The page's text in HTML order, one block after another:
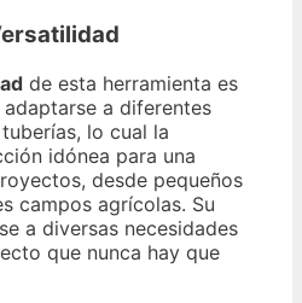
de esta herramienta es
a diferentes
lo cual la
idónea para una
desde pequeños
campos agrícolas. Su
a diversas necesidades
que nunca hay que